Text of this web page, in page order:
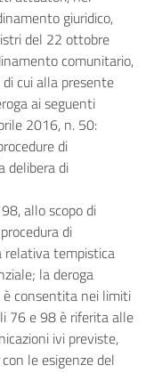
giuridico,
del 22 ottobre
comunitario,
cui alla presente
ai seguenti
2016, n. 50:
di
delibera di
allo scopo di
di
relativa tempistica
la deroga
è consentita nei limiti
76 e 98 è riferita alle
ivi previste,
le esigenze del